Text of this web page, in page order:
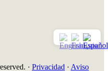
· Privacidad · Aviso